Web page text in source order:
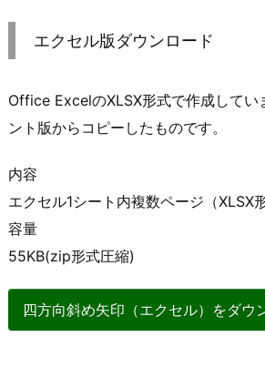
エクセル版ダウンロード
Office ExcelのXLSX形式で作成してい
ント版からコピーしたものです。
内容
エクセル1シート内複数ページ（XLSX形
容量
55KB(zip形式圧縮)
四方向斜め矢印（エクセル）をダウ